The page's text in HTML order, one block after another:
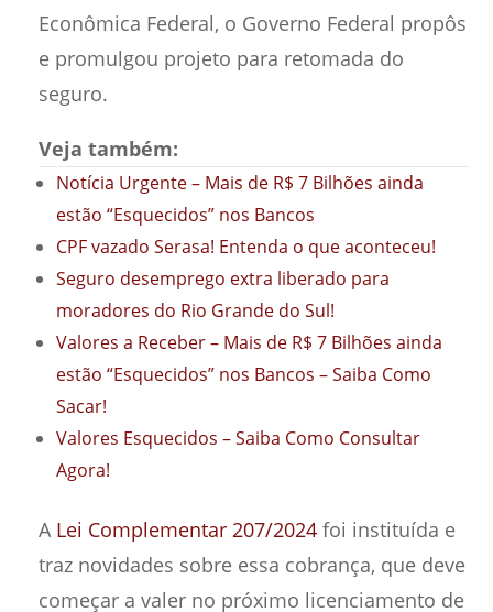
Econômica Federal, o Governo Federal propôs
e promulgou projeto para retomada do
seguro.
Veja também:
Notícia Urgente – Mais de R$ 7 Bilhões ainda
estão “Esquecidos” nos Bancos
CPF vazado Serasa! Entenda o que aconteceu!
Seguro desemprego extra liberado para
moradores do Rio Grande do Sul!
Valores a Receber – Mais de R$ 7 Bilhões ainda
estão “Esquecidos” nos Bancos – Saiba Como
Sacar!
Valores Esquecidos – Saiba Como Consultar
Agora!
A Lei Complementar 207/2024foi instituída e
traz novidades sobre essa cobrança, que deve
começar a valer no próximo licenciamento de